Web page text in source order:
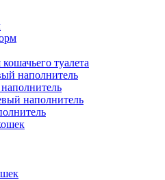
туалета
наполнитель
наполнитель